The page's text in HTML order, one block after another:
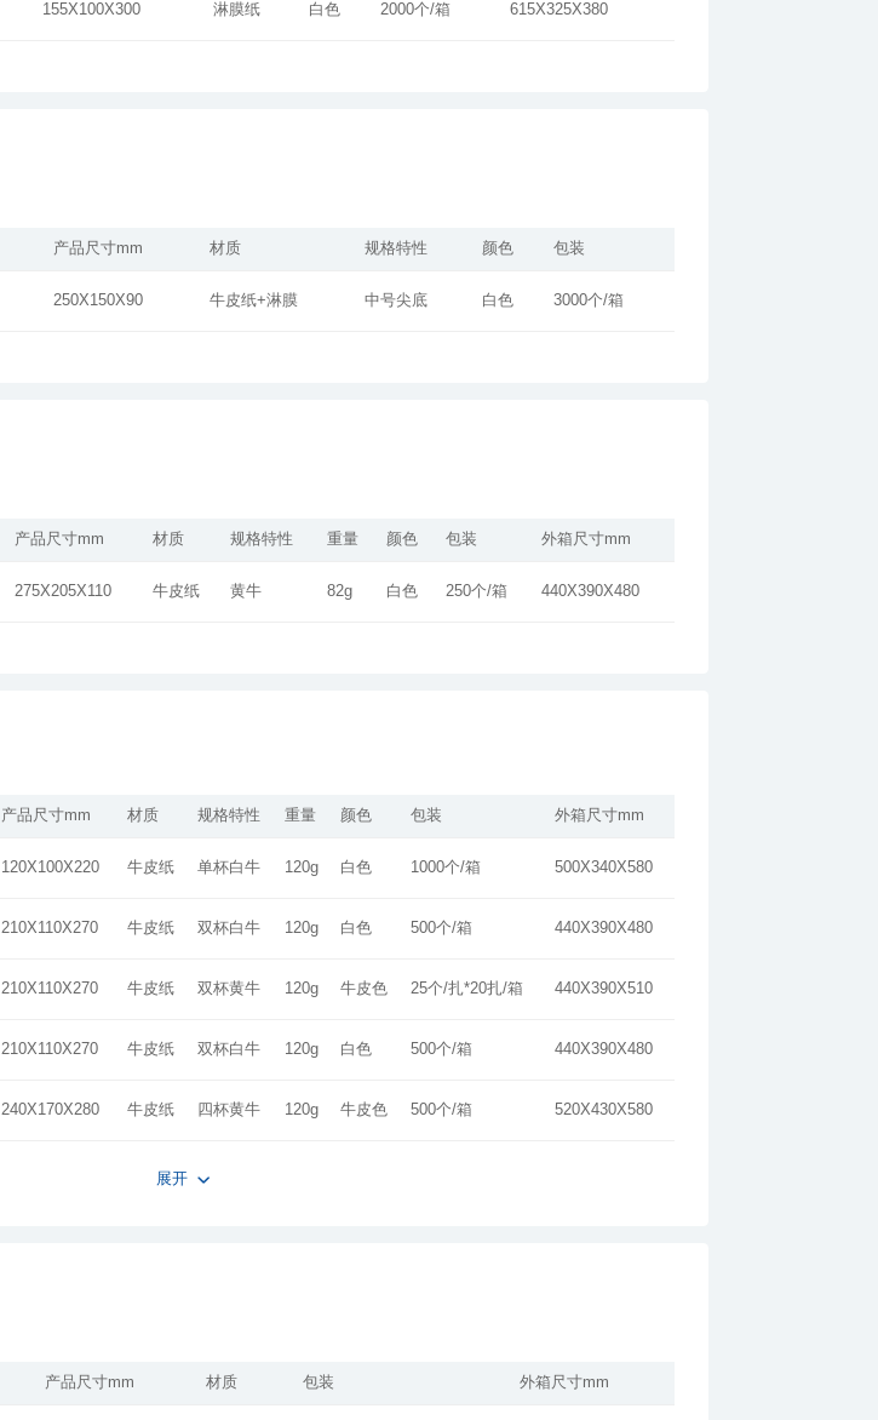
155X100X300 淋膜纸 白色 2000个/箱 615X325X380
产品尺寸mm 材质 规格特性 颜色 包装
250X150X90 牛皮纸+淋膜 中号尖底 白色 3000个/箱
产品尺寸mm 材质 规格特性 重量 颜色 包装 外箱尺寸mm
275X205X110 牛皮纸 黄牛 82g 白色 250个/箱 440X390X480
产品尺寸mm 材质 规格特性 重量 颜色 包装 外箱尺寸mm
120X100X220 牛皮纸 单杯白牛 120g 白色 1000个/箱 500X340X580
210X110X270 牛皮纸 双杯白牛 120g 白色 500个/箱 440X390X480
210X110X270 牛皮纸 双杯黄牛 120g 牛皮色 25个/扎*20扎/箱 440X390X510
210X110X270 牛皮纸 双杯白牛 120g 白色 500个/箱 440X390X480
240X170X280 牛皮纸 四杯黄牛 120g 牛皮色 500个/箱 520X430X580
展开
产品尺寸mm 材质 包装 外箱尺寸mm